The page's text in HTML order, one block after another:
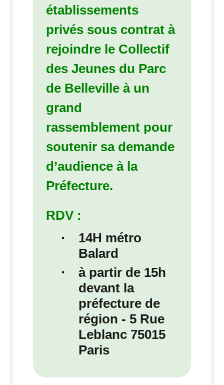
établissements
privés sous contrat à
rejoindre le Collectif
des Jeunes du Parc
de Belleville à un
grand
rassemblement pour
soutenir sa demande
d’audience à la
Préfecture.
RDV:
14H métro
Balard
à partir de 15h
devant la
préfecture de
région - 5 Rue
Leblanc 75015
Paris